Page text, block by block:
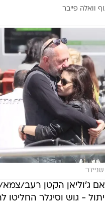
וואלה פייבר
ג'וליאן הקטן רעב/
- גוש וסיגלר החליטו